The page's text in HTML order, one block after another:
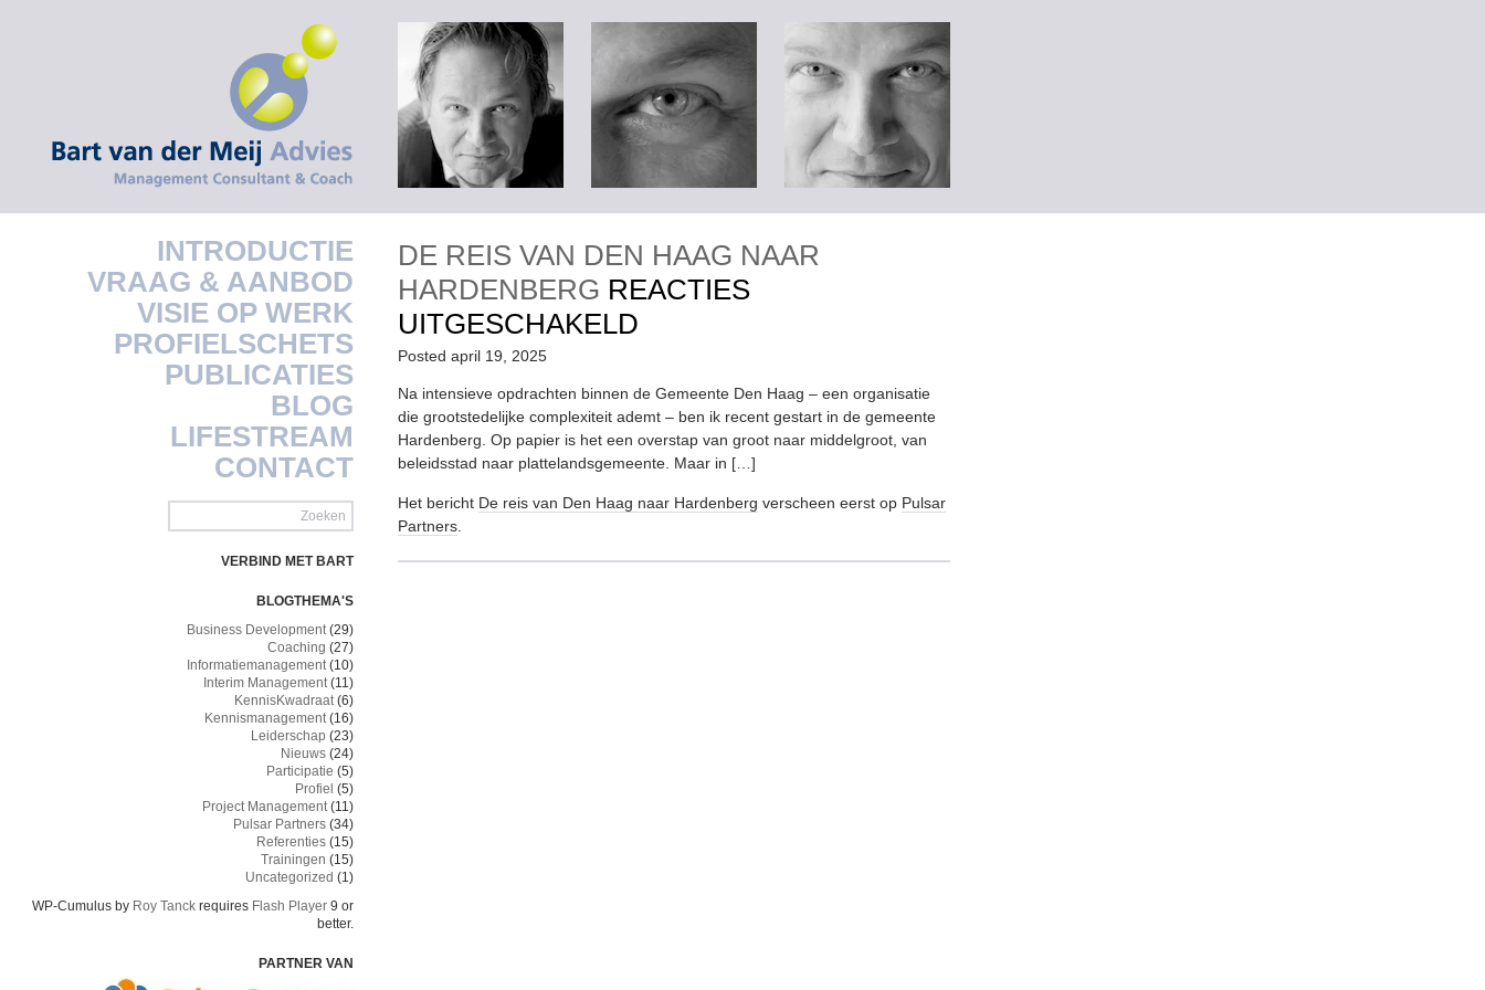
INTRODUCTIE
VRAAG & AANBOD
VISIE OP WERK
PROFIELSCHETS
PUBLICATIES
BLOG
LIFESTREAM
CONTACT
VERBIND MET BART
BLOGTHEMA'S
Business Development(29)
Coaching (27)
Informatiemanagement(10)
Interim Management(11)
KennisKwadraat(6)
Kennismanagement(16)
Leiderschap (23)
Nieuws (24)
Participatie (5)
Profiel (5)
Project Management(11)
Pulsar Partners (34)
Referenties (15)
Trainingen (15)
Uncategorized (1)
WP-Cumulus by Roy Tanck requires Flash Player 9 or
better.
PARTNER VAN
DE REIS VAN DEN HAAG NAAR
HARDENBERG REACTIES
UITGESCHAKELD
REIS
VAN
DEN
HAAG
HARDENBERG
Posted april 19, 2025
Na intensieve opdrachten binnen de Gemeente Den Haag – een organisatie
die grootstedelijke complexiteit ademt – ben ik recent gestart in de gemeente
Hardenberg. Op papier is het een overstap van groot naar middelgroot, van
beleidsstad naar plattelandsgemeente. Maar in […]
Het bericht De reis van Den Haag naar Hardenberg verscheen eerst op Pulsar
Partners